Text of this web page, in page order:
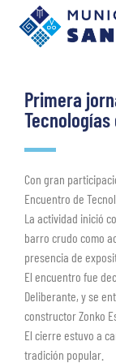
Primera
Con gran
Encuentro de
La actividad inició
barro crudo como
presencia de
El encuentro fue
Deliberante, y se
constructor Zonko
El cierre estuvo a
tradición popular.